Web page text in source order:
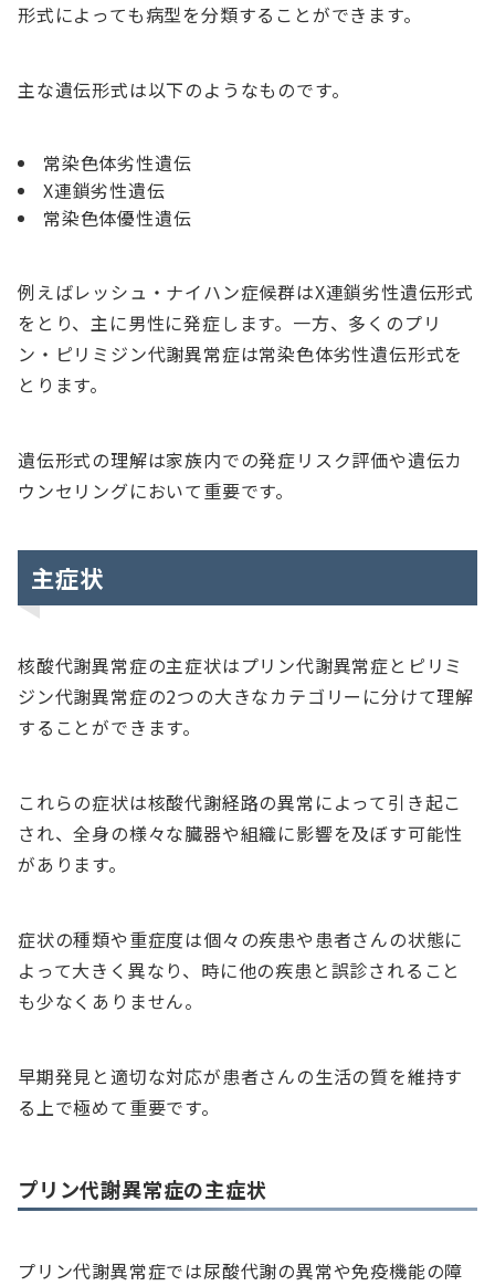
形式によっても病型を分類することができます。
主な遺伝形式は以下のようなものです。
常染色体劣性遺伝
X連鎖劣性遺伝
常染色体優性遺伝
例えばレッシュ・ナイハン症候群はX連鎖劣性遺伝形式
をとり、主に男性に発症します。一方、多くのプリ
ン・ピリミジン代謝異常症は常染色体劣性遺伝形式を
とります。
遺伝形式の理解は家族内での発症リスク評価や遺伝カ
ウンセリングにおいて重要です。
主症状
核酸代謝異常症の主症状はプリン代謝異常症とピリミ
ジン代謝異常症の2つの大きなカテゴリーに分けて理解
することができます。
これらの症状は核酸代謝経路の異常によって引き起こ
され、全身の様々な臓器や組織に影響を及ぼす可能性
があります。
症状の種類や重症度は個々の疾患や患者さんの状態に
よって大きく異なり、時に他の疾患と誤診されること
も少なくありません。
早期発見と適切な対応が患者さんの生活の質を維持す
る上で極めて重要です。
プリン代謝異常症の主症状
プリン代謝異常症では尿酸代謝の異常や免疫機能の障